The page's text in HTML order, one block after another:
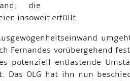
die
insoweit erfüllt.
Fernandes vorübergehend
potenziell entlastende
Das OLG hat ihn nun